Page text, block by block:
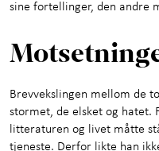
Kunnskap
Kontakt oss
sine fortellinger, den andre
Brevvekslingen mellom de
stormet, de elsket og hatet.
litteraturen og livet måtte
tjeneste. Derfor likte han